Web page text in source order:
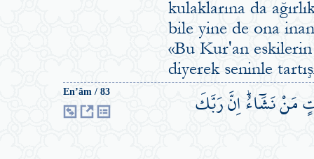
kulaklarına da
bile yine de ona
«Bu Kur'an eskilerin
diyerek seninle
En’âm / 83 مَنْ نَشَٓاءُۜ اِنَّ رَبَّكَ